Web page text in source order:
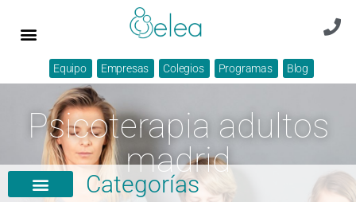
Equipo Empresas Colegios Programas Blog
Psicoterapia adultos
madrid
Categorías